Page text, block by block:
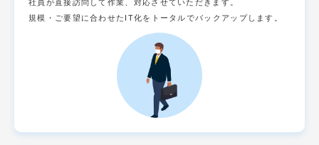
社員が直接訪問して作業、対応させていただきます。
規模・ご要望に合わせたIT化をトータルでバックアップします。